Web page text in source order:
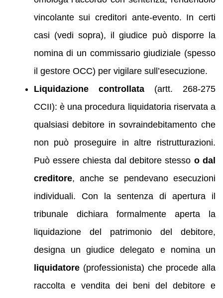
vincolante sui creditori ante-evento. In certi
casi (vedi sopra), il giudice può disporre la
nomina di un commissario giudiziale (spesso
il gestore OCC) per vigilare sull’esecuzione.
Liquidazione controllata(artt. 268-275
CCII): è una procedura liquidatoria riservata a
qualsiasi debitore in sovraindebitamento che
non può proseguire in altre ristrutturazioni.
Può essere chiesta dal debitore stesso o dal
creditore, anche se pendevano esecuzioni
individuali. Con la sentenza di apertura il
tribunale dichiara formalmente aperta la
liquidazione del patrimonio del debitore,
designa un giudice delegato e nomina un
liquidatore(professionista) che procede alla
raccolta e vendita dei beni del debitore e